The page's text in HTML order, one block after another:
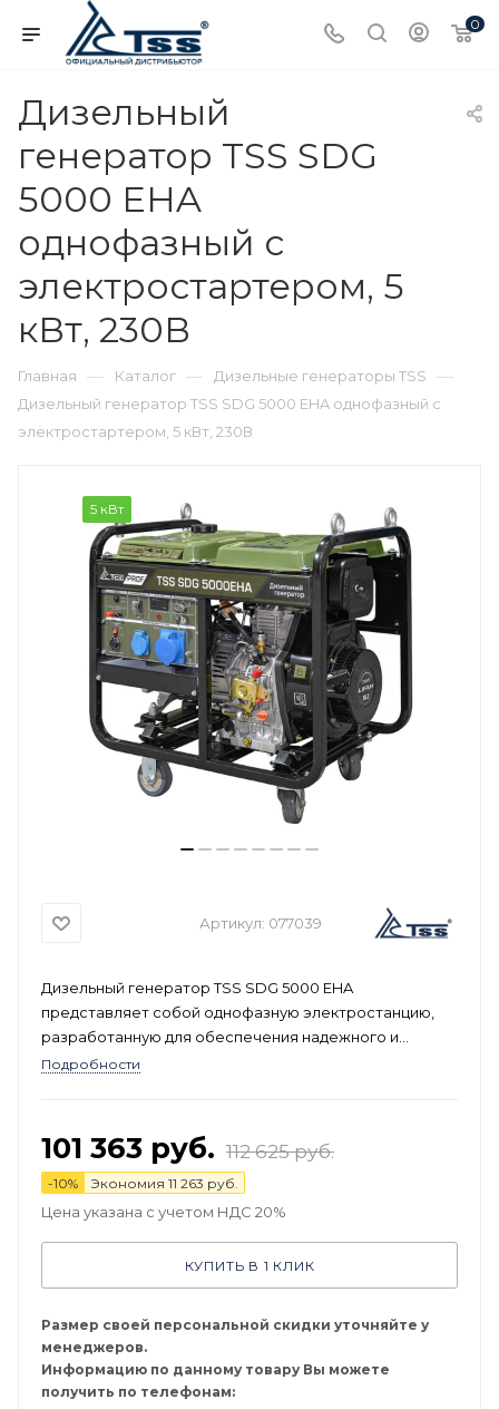
0
Дизельный
генератор TSS SDG
5000 EHA
однофазный с
электростартером, 5
кВт, 230В
Главная — Каталог — Дизельные генераторы TSS —
Дизельный генератор TSS SDG 5000 EHA однофазный с
электростартером, 5 кВт, 230В
5 кВт
Артикул: 077039
Дизельный генератор TSS SDG 5000 EHA
представляет собой однофазную электростанцию,
разработанную для обеспечения надежного и
стабильного электроснабжения в условиях
Подробности
101 363 руб. 112 625руб.
-10% Экономия 11 263 руб.
Цена указана с учетом НДС 20%
КУПИТЬ В 1 КЛИК
Размер своей персональной скидки уточняйте у
менеджеров.
Информацию по данному товару Вы можете
получить по телефонам: